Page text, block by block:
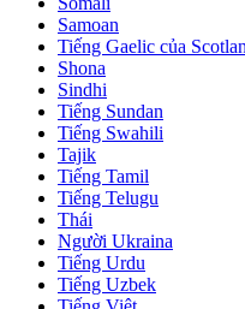
Samoan
Tiếng Gaelic của
Shona
Sindhi
Tiếng Sundan
Tiếng Swahili
Tajik
Tiếng Tamil
Tiếng Telugu
Thái
Người Ukraina
Tiếng Urdu
Tiếng Uzbek